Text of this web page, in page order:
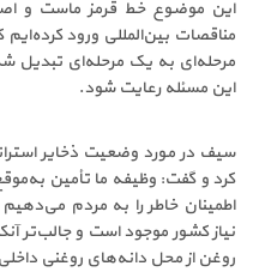
این موضوع خط قرمز ماست و
مناقصات بین‌المللی ورود
مرحله‌ای به یک مرحله‌ای تبدیل
این مسئله رعایت شود.
سیف در مورد وضعیت ذخایر
کرد و گفت: وظیفه ما تأمین
اطمینان خاطر را به مردم
نیاز کشور موجود است و جالب‌تر
روغن از محل دانه‌های روغنی